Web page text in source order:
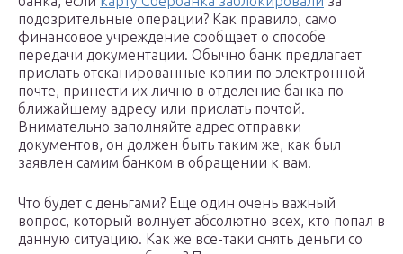
подозрительные операции? Как правило, само
финансовое учреждение сообщает о способе
передачи документации. Обычно банк предлагает
прислать отсканированные копии по электронной
почте, принести их лично в отделение банка по
ближайшему адресу или прислать почтой.
Внимательно заполняйте адрес отправки
документов, он должен быть таким же, как был
заявлен самим банком в обращении к вам.
Что будет с деньгами? Еще один очень важный
вопрос, который волнует абсолютно всех, кто попал в
данную ситуацию. Как же все-таки снять деньги со